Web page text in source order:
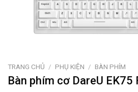
TRANG CHỦ / PHỤ KIỆN / BÀN PHÍM
Bàn phím cơ DareU EK75